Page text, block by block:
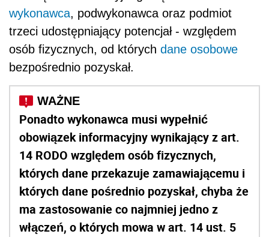
wykonawca, podwykonawca oraz podmiot
trzeci udostępniający potencjał - względem
osób fizycznych, od których dane osobowe
bezpośrednio pozyskał.
Ponadto wykonawca musi wypełnić
obowiązek informacyjny wynikający z art.
14 RODO względem osób fizycznych,
których dane przekazuje zamawiającemu i
których dane pośrednio pozyskał, chyba że
ma zastosowanie co najmniej jedno z
włączeń, o których mowa w art. 14 ust. 5